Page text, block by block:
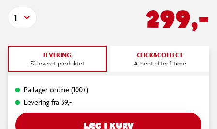
299,-
1
LEVERING
Få leveret produktet
CLICK&COLLECT
Afhent efter 1 time
På lager online (100+)
Levering fra 39,-
LÆG I KURV